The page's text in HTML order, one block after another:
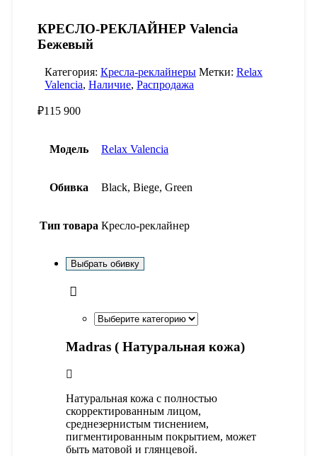
КРЕСЛО-РЕКЛАЙНЕР Valencia
Бежевый
Категория: Кресла-реклайнеры Метки: Relax
Valencia, Наличие, Распродажа
₽115 900
Модель Relax Valencia
Обивка Black, Biege, Green
Тип товара Кресло-реклайнер
Выбрать обивку
Madras ( Натуральная кожа)
Натуральная кожа с полностью
скорректированным лицом,
среднезернистым тиснением,
пигментированным покрытием, может
быть матовой и глянцевой.